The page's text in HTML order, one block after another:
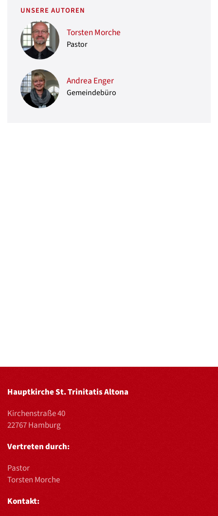
UNSERE AUTOREN
Torsten Morche
Pastor
Andrea Enger
Gemeindebüro
Hauptkirche St. Trinitatis Altona
Kirchenstraße 40
22767 Hamburg
Vertreten durch:
Pastor
Torsten Morche
Kontakt: